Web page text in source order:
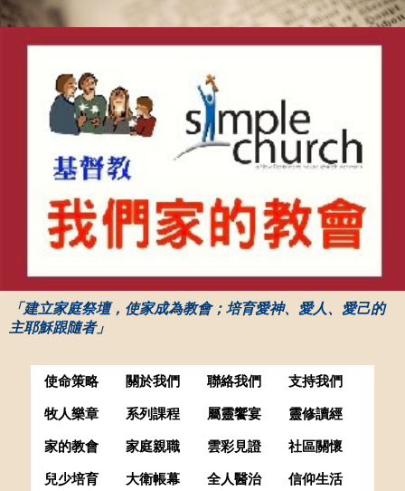
「建立家庭祭壇，使家成為教會；培育愛神、愛人、愛己的
主耶穌跟隨者」
使命策略 關於我們 聯絡我們 支持我們
牧人樂章 系列課程 屬靈饗宴 靈修讀經
家的教會 家庭親職 雲彩見證 社區關懷
兒少培育 大衛帳幕 全人醫治
信仰生活